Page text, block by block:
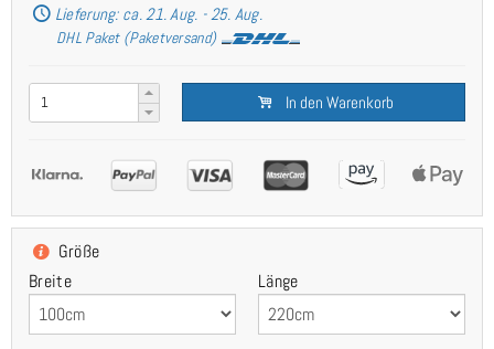
Lieferung: ca. 21. Aug. - 25. Aug.
DHL Paket (Paketversand)
In den Warenkorb
Größe
Breite
Länge